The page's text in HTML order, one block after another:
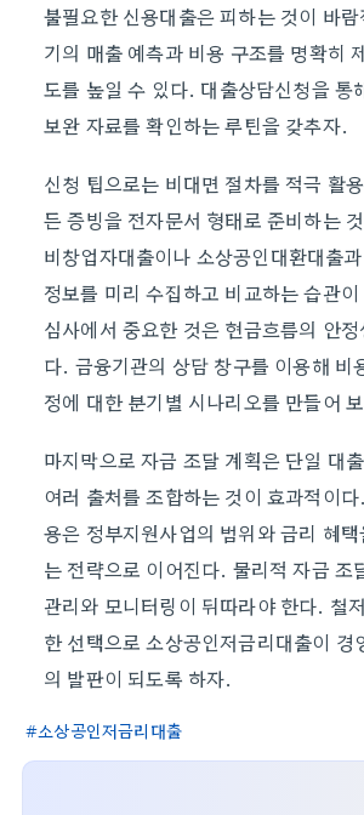
불필요한 신용대출은 피하는 것이 바
기의 매출 예측과 비용 구조를 명확히
도를 높일 수 있다. 대출상담신청을 통
보완 자료를 확인하는 루틴을 갖추자.
신청 팁으로는 비대면 절차를 적극 활
든 증빙을 전자문서 형태로 준비하는
비창업자대출이나 소상공인대환대출
정보를 미리 수집하고 비교하는 습관
심사에서 중요한 것은 현금흐름의 안
다. 금융기관의 상담 창구를 이용해 비
정에 대한 분기별 시나리오를 만들어
마지막으로 자금 조달 계획은 단일 대
여러 출처를 조합하는 것이 효과적이
용은 정부지원사업의 범위와 금리 혜
는 전략으로 이어진다. 물리적 자금 조
관리와 모니터링이 뒤따라야 한다. 철
한 선택으로 소상공인저금리대출이 경
의 발판이 되도록 하자.
소상공인저금리대출